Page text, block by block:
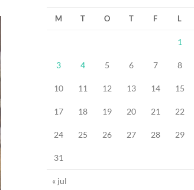
M T O T F L
1
3 4 5 6 7 8
10 11 12 13 14 15
17 18 19 20 21 22
24 25 26 27 28 29
31
« jul